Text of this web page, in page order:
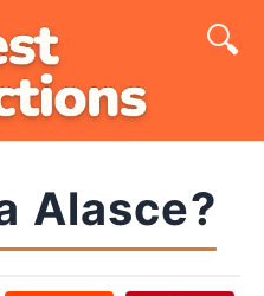
Alasce?